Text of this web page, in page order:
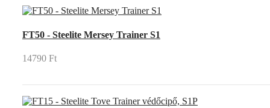
FT50 - Steelite Mersey Trainer S1
14790 Ft